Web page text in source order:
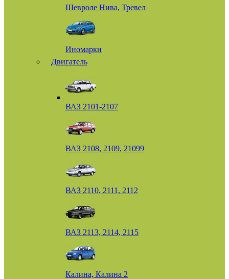
Шевроле Нива, Тревел
Иномарки
Двигатель
ВАЗ 2101-2107
ВАЗ 2108, 2109, 21099
ВАЗ 2110, 2111, 2112
ВАЗ 2113, 2114, 2115
Калина, Калина 2